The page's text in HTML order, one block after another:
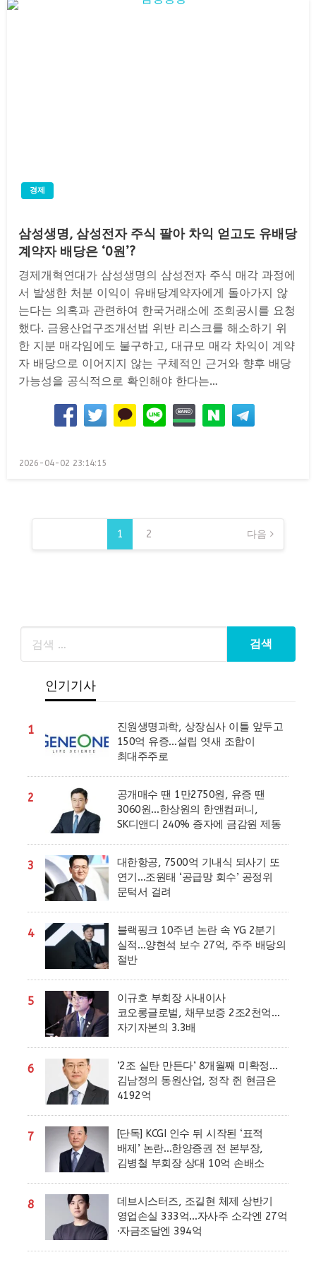
경제
삼성생명, 삼성전자 주식 팔아 차익 얻고도 유배당
계약자 배당은 ‘0원’?
경제개혁연대가 삼성생명의 삼성전자 주식 매각 과정에
서 발생한 처분 이익이 유배당계약자에게 돌아가지 않
는다는 의혹과 관련하여 한국거래소에 조회공시를 요청
했다. 금융산업구조개선법 위반 리스크를 해소하기 위
한 지분 매각임에도 불구하고, 대규모 매각 차익이 계약
자 배당으로 이어지지 않는 구체적인 근거와 향후 배당
가능성을 공식적으로 확인해야 한다는…
Posted
2026-04-02 23:14:15
글
이
1 2 다음
인기기사
1
진원생명과학, 상장심사 이틀 앞두고
150억 유증…설립 엿새 조합이
최대주주로
2
공개매수 땐 1만2750원, 유증 땐
3060원…한상원의 한앤컴퍼니,
SK디앤디 240% 증자에 금감원 제동
3
대한항공, 7500억 기내식 되사기 또
연기…조원태 ‘공급망 회수’ 공정위
문턱서 걸려
4
블랙핑크 10주년 논란 속 YG 2분기
실적…양현석 보수 27억, 주주 배당의
절반
5
이규호 부회장 사내이사
코오롱글로벌, 채무보증 2조2천억…
자기자본의 3.3배
6
‘2조 실탄 만든다’ 8개월째 미확정…
김남정의 동원산업, 정작 쥔 현금은
4192억
7
[단독] KCGI 인수 뒤 시작된 ‘표적
배제’ 논란…한양증권 전 본부장,
김병철 부회장 상대 10억 손배소
8
데브시스터즈, 조길현 체제 상반기
영업손실 333억…자사주 소각엔 27억
·자금조달엔 394억